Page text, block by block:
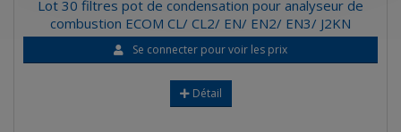
Lot 30 filtres pot de condensation pour analyseur de
combustion ECOM CL/ CL2/ EN/ EN2/ EN3/ J2KN
Se connecter pour voir les prix
Détail